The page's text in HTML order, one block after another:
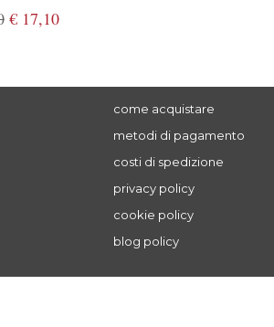
€ 17,10
come acquistare
metodi di pagamento
costi di spedizione
privacy policy
cookie policy
blog policy